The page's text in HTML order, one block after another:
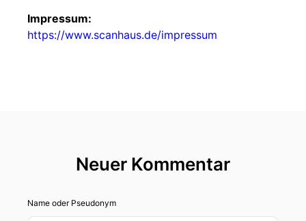
Impressum:
https://www.scanhaus.de/impressum
Neuer Kommentar
Name oder Pseudonym